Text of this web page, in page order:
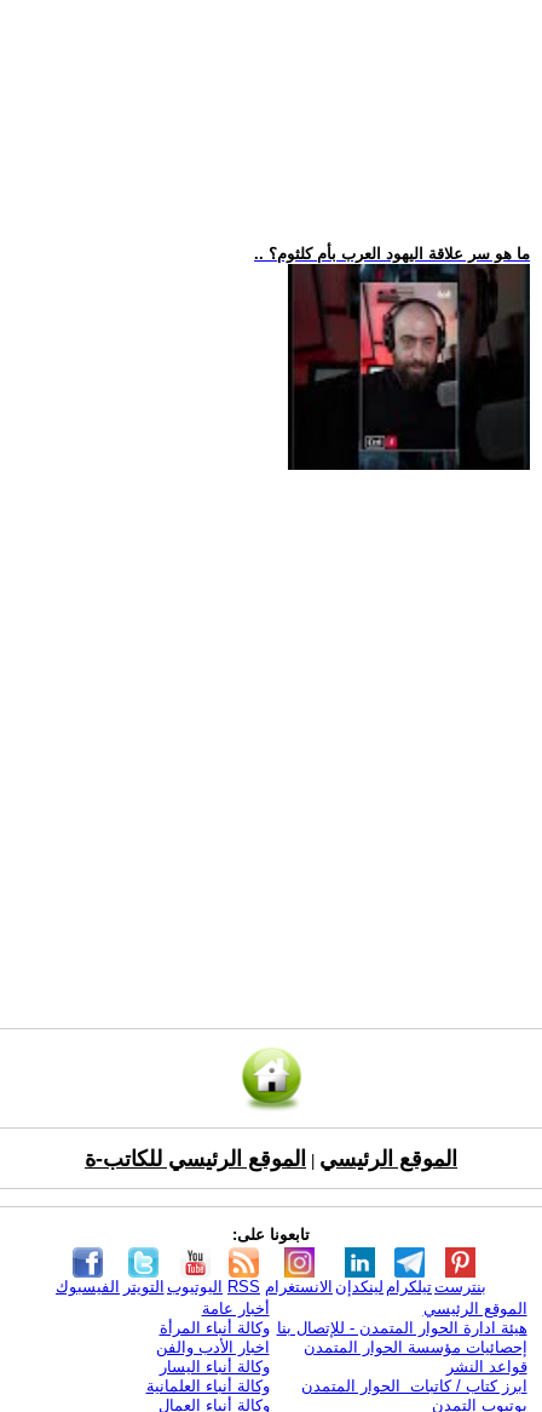
.. ما هو سر علاقة اليهود العرب بأم كلثوم؟
الموقع الرئيسي الموقع الرئيسي للكاتب-ة
تابعونا على:
الفيسبوك التويتر اليوتيوب RSS الانستغرام لينكدإن تيلكرامبنترست
الموقع الرئيسي
هيئة ادارة الحوار المتمدن - للإتصال بنا
إحصائيات مؤسسة الحوار المتمدن
قواعد النشر
ابرز كتاب / كاتبات الحوار المتمدن
يوتيوب التمدن
أخبار عامة
وكالة أنباء المرأة
اخبار الأدب والفن
وكالة أنباء اليسار
وكالة أنباء العلمانية
وكالة أنباء العمال